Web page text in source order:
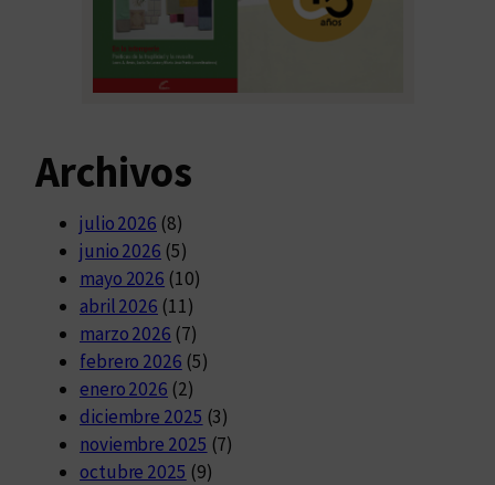
Archivos
julio 2026 (8)
junio 2026 (5)
mayo 2026 (10)
abril 2026 (11)
marzo 2026 (7)
febrero 2026 (5)
enero 2026 (2)
diciembre 2025 (3)
noviembre 2025 (7)
octubre 2025 (9)